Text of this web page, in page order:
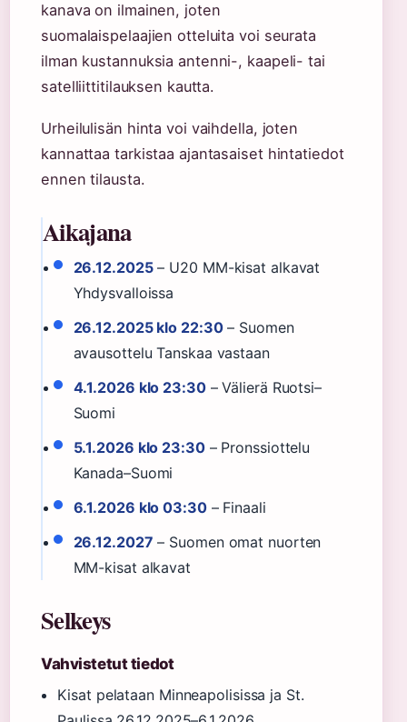
kanava on ilmainen, joten
suomalaispelaajien otteluita voi seurata
ilman kustannuksia antenni-, kaapeli- tai
satelliittitilauksen kautta.
Urheilulisän hinta voi vaihdella, joten
kannattaa tarkistaa ajantasaiset hintatiedot
ennen tilausta.
Aikajana
26.12.2025– U20 MM-kisat alkavat
Yhdysvalloissa
26.12.2025 klo 22:30– Suomen
avausottelu Tanskaa vastaan
4.1.2026 klo 23:30– Välierä Ruotsi–
Suomi
5.1.2026 klo 23:30– Pronssiottelu
Kanada–Suomi
6.1.2026 klo 03:30– Finaali
26.12.2027 – Suomen omat nuorten
MM-kisat alkavat
Selkeys
Vahvistetut tiedot
Kisat pelataan Minneapolisissa ja St.